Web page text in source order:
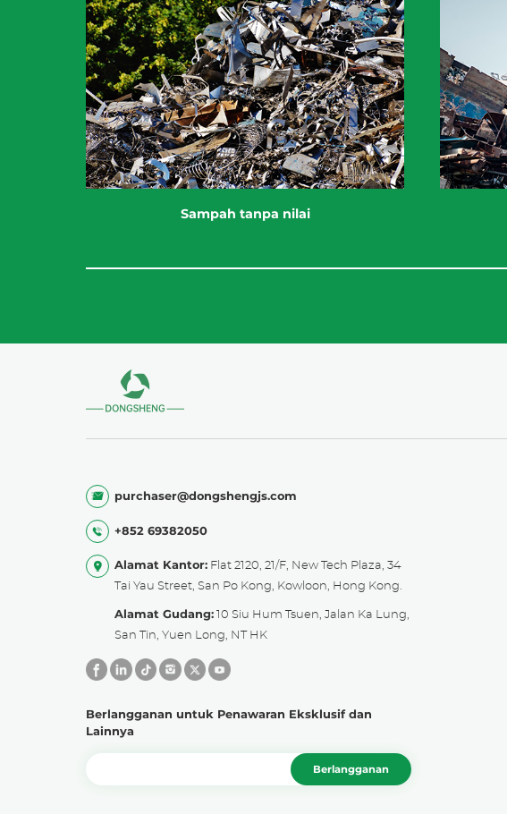
Sampah tanpa nilai
purchaser@dongshengjs.com
+852 69382050
Alamat Kantor: Flat 2120, 21/F, New Tech Plaza, 34
Tai Yau Street, San Po Kong, Kowloon, Hong Kong.
Alamat Gudang: 10 Siu Hum Tsuen, Jalan Ka Lung,
San Tin, Yuen Long, NT HK
Berlangganan untuk Penawaran Eksklusif dan
Lainnya
Berlangganan